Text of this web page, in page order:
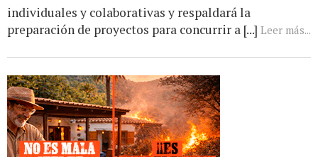
individuales y colaborativas y respaldará la
preparación de proyectos para concurrir a [...] Leer más...